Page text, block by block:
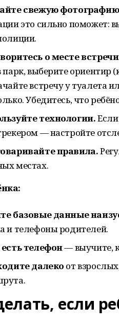
свежую
это сильно поможет:
о месте
парк, выберите ориентир
встречу у туалета
Убедитесь, что
технологии.
— настройте
правила.
местах.
базовые данные
и телефоны родителей.
телефон— выучите,
далеко от
если